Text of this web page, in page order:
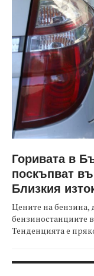
Горивата в
поскъпват
Близкия
Цените на бензина,
бензиностанциите
Тенденцията е